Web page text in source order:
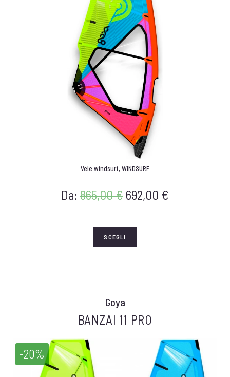
Vele windsurf, WINDSURF
Da: 865,00€ 692,00 €
SCEGLI
Goya
BANZAI 11 PRO
-20%